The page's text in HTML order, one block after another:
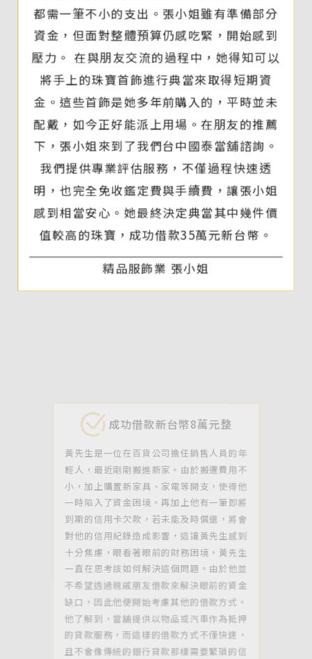
都需一筆不小的支出。張小姐雖有準備部分
資金，但面對整體預算仍感吃緊，開始感到
壓力。 在與朋友交流的過程中，她得知可以
將手上的珠寶首飾進行典當來取得短期資
金。這些首飾是她多年前購入的，平時並未
配戴，如今正好能派上用場。在朋友的推薦
下，張小姐來到了我們台中國泰當舖諮詢。
我們提供專業評估服務，不僅過程快速透
明，也完全免收鑑定費與手續費，讓張小姐
感到相當安心。她最終決定典當其中幾件價
值較高的珠寶，成功借款35萬元新台幣。
精品服飾業 張小姐
輕人，最近剛剛搬進新家。由於搬遷費用不
小，加上購置新家具、家電等開支，使得他
一時陷入了資金困境。再加上他有一筆即將
到期的信用卡欠款，若未能及時償還，將會
對他的信用紀錄造成影響，這讓黃先生感到
十分焦慮，眼看著眼前的財務困境，黃先生
一直在思考該如何解決這個問題。由於他並
不希望透過親戚朋友借款來解決眼前的資金
缺口，因此他便開始考慮其他的借款方式。
他了解到，當舖提供以物品或汽車作為抵押
的貸款服務，而這樣的借款方式不僅快速，
且不會像傳統的銀行貸款那樣需要繁瑣的信